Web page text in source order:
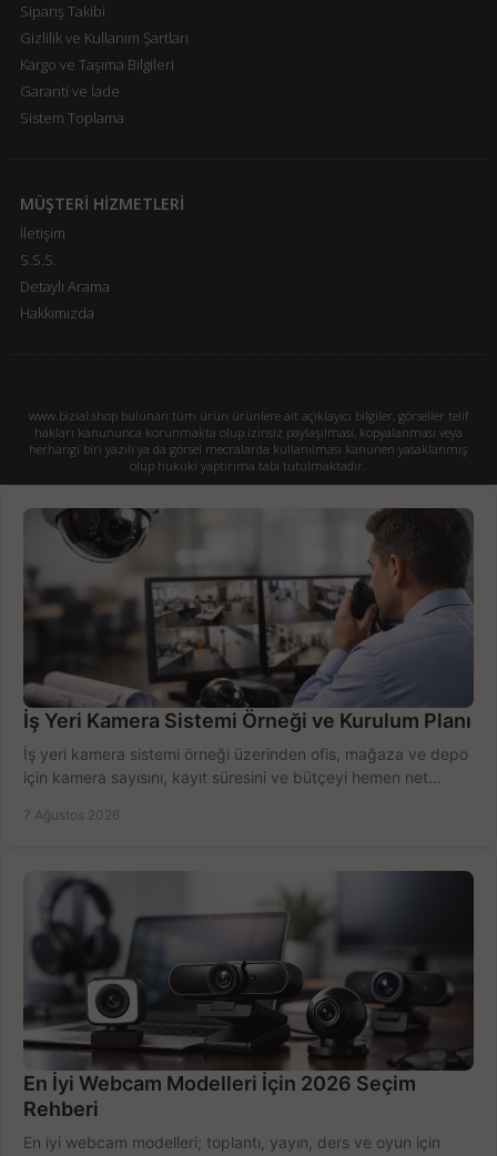
Sipariş Takibi
Gizlilik ve Kullanım Şartları
Kargo ve Taşıma Bilgileri
Garanti ve İade
Sistem Toplama
MÜŞTERİ HİZMETLERİ
İletişim
S.S.S.
Detaylı Arama
Hakkımızda
www.bizial.shop bulunan tüm ürün ürünlere ait açıklayıcı bilgiler, görseller telif
hakları kanununca korunmakta olup izinsiz paylaşılması, kopyalanması veya
herhangi biri yazılı ya da görsel mecralarda kullanılması kanunen yasaklanmış
olup hukuki yaptırıma tabi tutulmaktadır.
İş Yeri Kamera Sistemi Örneği ve Kurulum Planı
İş yeri kamera sistemi örneği üzerinden ofis, mağaza ve depo
için kamera sayısını, kayıt süresini ve bütçeyi hemen net
7 Ağustos 2026
En İyi Webcam Modelleri İçin 2026 Seçim
Rehberi
En iyi webcam modelleri; toplantı, yayın, ders ve oyun için